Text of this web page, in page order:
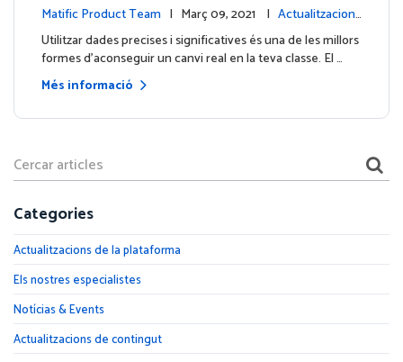
Matific Product Team | Març 09, 2021 | Actualitzacions
de la plataforma
Utilitzar dades precises i significatives és una de les millors
formes d'aconseguir un canvi real en la teva classe. El …
Més informació
Categories
Actualitzacions de la plataforma
Els nostres especialistes
Notícias & Events
Actualitzacions de contingut